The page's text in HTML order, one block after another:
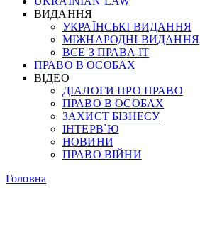
ВИДАННЯ
УКРАЇНСЬКІ ВИДАННЯ
МІЖНАРОДНІ ВИДАННЯ
ВСЕ З ПРАВА ІТ
ПРАВО В ОСОБАХ
ВІДЕО
ДІАЛОГИ ПРО ПРАВО
ПРАВО В ОСОБАХ
ЗАХИСТ БІЗНЕСУ
ІНТЕРВ`Ю
НОВИНИ
ПРАВО ВІЙНИ
Головна